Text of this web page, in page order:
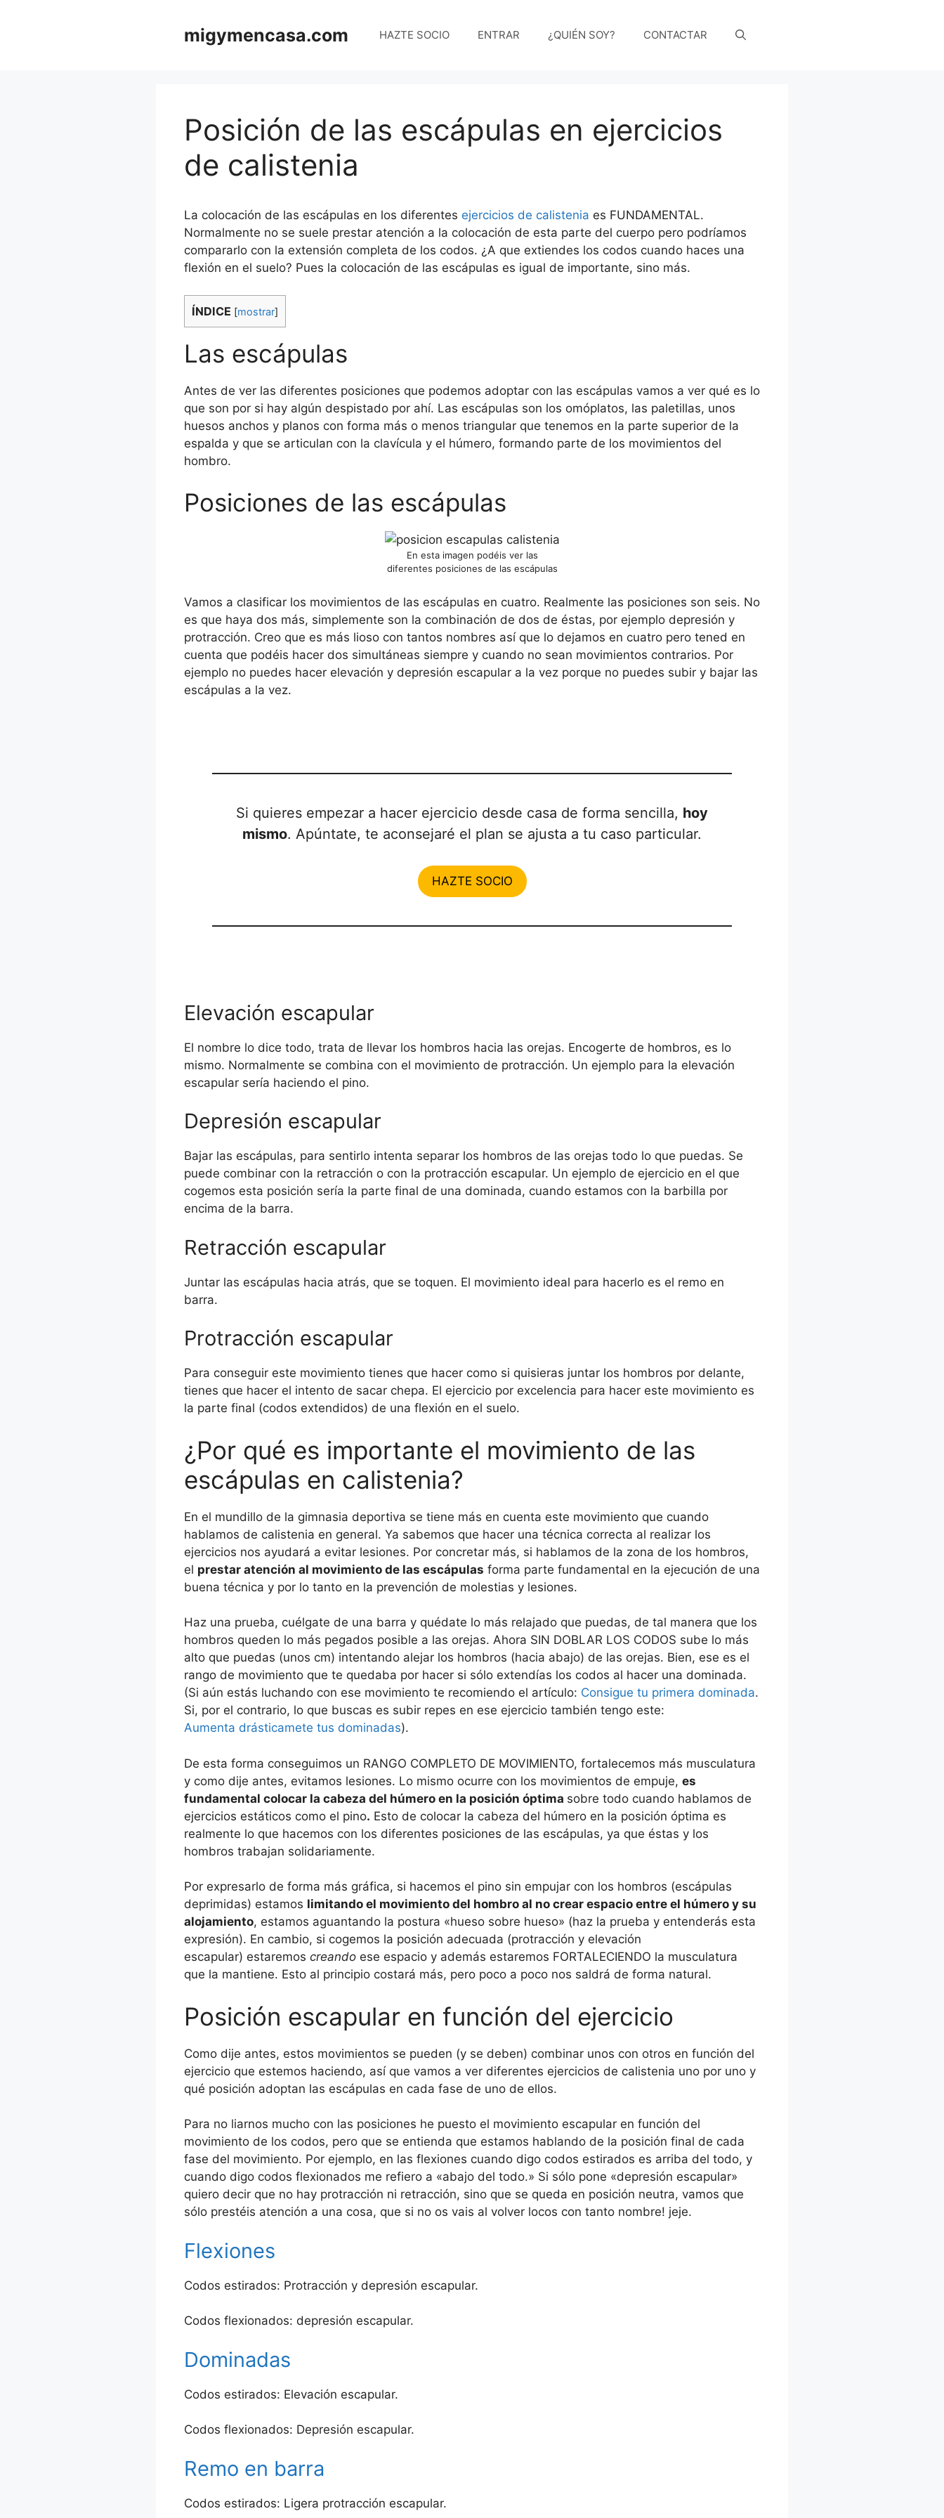
migymencasa.com HAZTE SOCIO ENTRAR ¿QUIÉN SOY? CONTACTAR
Posición de las escápulas en ejercicios
de calistenia
La colocación de las escápulas en los diferentes ejercicios de calistenia es FUNDAMENTAL.
Normalmente no se suele prestar atención a la colocación de esta parte del cuerpo pero podríamos
compararlo con la extensión completa de los codos. ¿A que extiendes los codos cuando haces una
flexión en el suelo? Pues la colocación de las escápulas es igual de importante, sino más.
ÍNDICE [mostrar]
Las escápulas
Antes de ver las diferentes posiciones que podemos adoptar con las escápulas vamos a ver qué es lo
que son por si hay algún despistado por ahí. Las escápulas son los omóplatos, las paletillas, unos
huesos anchos y planos con forma más o menos triangular que tenemos en la parte superior de la
espalda y que se articulan con la clavícula y el húmero, formando parte de los movimientos del
hombro.
Posiciones de las escápulas
En esta imagen podéis ver las
diferentes posiciones de las escápulas
Vamos a clasificar los movimientos de las escápulas en cuatro. Realmente las posiciones son seis. No
es que haya dos más, simplemente son la combinación de dos de éstas, por ejemplo depresión y
protracción. Creo que es más lioso con tantos nombres así que lo dejamos en cuatro pero tened en
cuenta que podéis hacer dos simultáneas siempre y cuando no sean movimientos contrarios. Por
ejemplo no puedes hacer elevación y depresión escapular a la vez porque no puedes subir y bajar las
escápulas a la vez.
Si quieres empezar a hacer ejercicio desde casa de forma sencilla, hoy
mismo. Apúntate, te aconsejaré el plan se ajusta a tu caso particular.
HAZTE SOCIO
Elevación escapular
El nombre lo dice todo, trata de llevar los hombros hacia las orejas. Encogerte de hombros, es lo
mismo. Normalmente se combina con el movimiento de protracción. Un ejemplo para la elevación
escapular sería haciendo el pino.
Depresión escapular
Bajar las escápulas, para sentirlo intenta separar los hombros de las orejas todo lo que puedas. Se
puede combinar con la retracción o con la protracción escapular. Un ejemplo de ejercicio en el que
cogemos esta posición sería la parte final de una dominada, cuando estamos con la barbilla por
encima de la barra.
Retracción escapular
Juntar las escápulas hacia atrás, que se toquen. El movimiento ideal para hacerlo es el remo en
barra.
Protracción escapular
Para conseguir este movimiento tienes que hacer como si quisieras juntar los hombros por delante,
tienes que hacer el intento de sacar chepa. El ejercicio por excelencia para hacer este movimiento es
la parte final (codos extendidos) de una flexión en el suelo.
¿Por qué es importante el movimiento de las
escápulas en calistenia?
En el mundillo de la gimnasia deportiva se tiene más en cuenta este movimiento que cuando
hablamos de calistenia en general. Ya sabemos que hacer una técnica correcta al realizar los
ejercicios nos ayudará a evitar lesiones. Por concretar más, si hablamos de la zona de los hombros,
el prestar atención al movimiento de las escápulas forma parte fundamental en la ejecución de una
buena técnica y por lo tanto en la prevención de molestias y lesiones.
Haz una prueba, cuélgate de una barra y quédate lo más relajado que puedas, de tal manera que los
hombros queden lo más pegados posible a las orejas. Ahora SIN DOBLAR LOS CODOS sube lo más
alto que puedas (unos cm) intentando alejar los hombros (hacia abajo) de las orejas. Bien, ese es el
rango de movimiento que te quedaba por hacer si sólo extendías los codos al hacer una dominada.
(Si aún estás luchando con ese movimiento te recomiendo el artículo: Consigue tu primera dominada.
Si, por el contrario, lo que buscas es subir repes en ese ejercicio también tengo este:
Aumenta drásticamete tus dominadas).
De esta forma conseguimos un RANGO COMPLETO DE MOVIMIENTO, fortalecemos más musculatura
y como dije antes, evitamos lesiones. Lo mismo ocurre con los movimientos de empuje, es
fundamental colocar la cabeza del húmero en la posición óptima sobre todo cuando hablamos de
ejercicios estáticos como el pino. Esto de colocar la cabeza del húmero en la posición óptima es
realmente lo que hacemos con los diferentes posiciones de las escápulas, ya que éstas y los
hombros trabajan solidariamente.
Por expresarlo de forma más gráfica, si hacemos el pino sin empujar con los hombros (escápulas
deprimidas) estamos limitando el movimiento del hombro al no crear espacio entre el húmero y su
alojamiento, estamos aguantando la postura «hueso sobre hueso» (haz la prueba y entenderás esta
expresión). En cambio, si cogemos la posición adecuada (protracción y elevación
escapular) estaremos creando ese espacio y además estaremos FORTALECIENDO la musculatura
que la mantiene. Esto al principio costará más, pero poco a poco nos saldrá de forma natural.
Posición escapular en función del ejercicio
Como dije antes, estos movimientos se pueden (y se deben) combinar unos con otros en función del
ejercicio que estemos haciendo, así que vamos a ver diferentes ejercicios de calistenia uno por uno y
qué posición adoptan las escápulas en cada fase de uno de ellos.
Para no liarnos mucho con las posiciones he puesto el movimiento escapular en función del
movimiento de los codos, pero que se entienda que estamos hablando de la posición final de cada
fase del movimiento. Por ejemplo, en las flexiones cuando digo codos estirados es arriba del todo, y
cuando digo codos flexionados me refiero a «abajo del todo.» Si sólo pone «depresión escapular»
quiero decir que no hay protracción ni retracción, sino que se queda en posición neutra, vamos que
sólo prestéis atención a una cosa, que si no os vais al volver locos con tanto nombre! jeje.
Flexiones
Codos estirados: Protracción y depresión escapular.
Codos flexionados: depresión escapular.
Dominadas
Codos estirados: Elevación escapular.
Codos flexionados: Depresión escapular.
Remo en barra
Codos estirados: Ligera protracción escapular.